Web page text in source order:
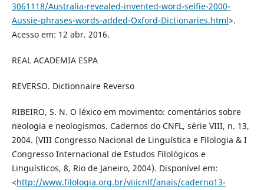
3061118/Australia-revealed-invented-word-selfie-2000-
Aussie-phrases-words-added-Oxford-Dictionaries.html>.
Acesso em: 12 abr. 2016.
REAL ACADEMIA ESPA
REVERSO. Dictionnaire Reverso
RIBEIRO, S. N. O léxico em movimento: comentários sobre
neologia e neologismos. Cadernos do CNFL, série VIII, n. 13,
2004. (VIII Congresso Nacional de Linguística e Filologia & I
Congresso Internacional de Estudos Filológicos e
Linguísticos, 8, Rio de Janeiro, 2004). Disponível em:
<http://www.filologia.org.br/viiicnlf/anais/caderno13-